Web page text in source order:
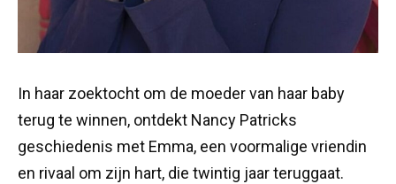
In haar zoektocht om de moeder van haar baby
terug te winnen, ontdekt Nancy Patricks
geschiedenis met Emma, ​​een voormalige vriendin
en rivaal om zijn hart, die twintig jaar teruggaat.